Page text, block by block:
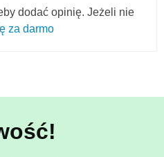
dodać opinię. Jeżeli nie
za darmo